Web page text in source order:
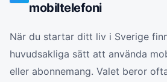
mobiltelefoni
När du startar ditt liv i Sverige
huvudsakliga sätt att använda
eller abonnemang. Valet beror